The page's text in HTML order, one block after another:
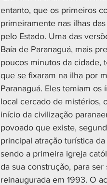
entanto, que os primeiros
primeiramente nas ilhas
pelo Estado. Uma das
Baía de Paranaguá, mais
poucos minutos da cidade,
que se fixaram na ilha por
Paranaguá. Eles temiam
local cercado de mistérios,
início da civilização
povoado que existe,
principal atração turística
sendo a primeira igreja
da sua construção, para
reinaugurada em 1993. O